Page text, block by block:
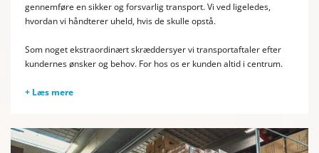
gennemføre en sikker og forsvarlig transport. Vi ved ligeledes,
hvordan vi håndterer uheld, hvis de skulle opstå.
Som noget ekstraordinært skræddersyer vi transportaftaler efter
kundernes ønsker og behov. For hos os er kunden altid i centrum.
+ Læs mere